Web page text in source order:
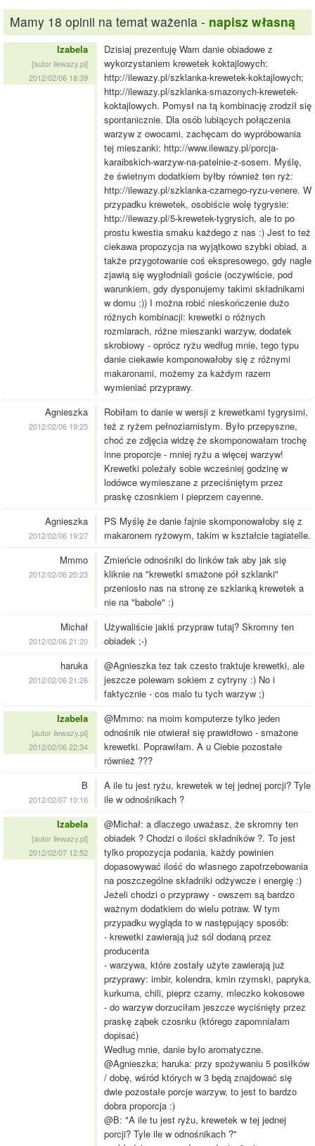
Mamy 18 opinii na temat ważenia - napisz własną
Izabela
[autor ilewazy.pl]
2012/02/06 18:39
Dzisiaj prezentuję Wam danie obiadowe z
wykorzystaniem krewetek koktajlowych:
http://ilewazy.pl/szklanka-krewetek-koktajlowych;
http://ilewazy.pl/szklanka-smazonych-krewetek-
koktajlowych. Pomysł na tą kombinację zrodził się
spontanicznie. Dla osób lubiących połączenia
warzyw z owocami, zachęcam do wypróbowania
tej mieszanki: http://www.ilewazy.pl/porcja-
karaibskich-warzyw-na-patelnie-z-sosem. Myślę,
że świetnym dodatkiem byłby również ten ryż:
http://ilewazy.pl/szklanka-czarnego-ryzu-venere. W
przypadku krewetek, osobiście wolę tygrysie:
http://ilewazy.pl/5-krewetek-tygrysich, ale to po
prostu kwestia smaku każdego z nas :) Jest to też
ciekawa propozycja na wyjątkowo szybki obiad, a
także przygotowanie coś ekspresowego, gdy nagle
zjawią się wygłodniali goście (oczywiście, pod
warunkiem, gdy dysponujemy takimi składnikami
w domu ;)) I można robić nieskończenie dużo
różnych kombinacji: krewetki o różnych
rozmiarach, różne mieszanki warzyw, dodatek
skrobiowy - oprócz ryżu według mnie, tego typu
danie ciekawie komponowałoby się z różnymi
makaronami, możemy za każdym razem
wymieniać przyprawy.
Agnieszka
2012/02/06 19:25
Robiłam to danie w wersji z krewetkami tygrysimi,
też z ryżem pełnoziarnistym. Było przepyszne,
choć ze zdjęcia widzę że skomponowałam trochę
inne proporcje - mniej ryżu a więcej warzyw!
Krewetki poleżały sobie wcześniej godzinę w
lodówce wymieszane z przeciśniętym przez
praskę czosnkiem i pieprzem cayenne.
Agnieszka
2012/02/06 19:27
PS Myślę że danie fajnie skomponowałoby się z
makaronem ryżowym, takim w kształcie tagiatelle.
Mmmo
2012/02/06 20:23
Zmieńcie odnośniki do linków tak aby jak się
kliknie na "krewetki smażone pół szklanki"
przeniosło nas na stronę ze szklanką krewetek a
nie na "babole" :)
Michał
2012/02/06 21:20
Używaliście jakiś przypraw tutaj? Skromny ten
obiadek ;-)
haruka
2012/02/06 21:26
@Agnieszka tez tak czesto traktuje krewetki, ale
jeszcze polewam sokiem z cytryny :) No i
faktycznie - cos malo tu tych warzyw ;)
Izabela
[autor ilewazy.pl]
2012/02/06 22:34
@Mmmo: na moim komputerze tylko jeden
odnośnik nie otwierał się prawidłowo - smażone
krewetki. Poprawiłam. A u Ciebie pozostałe
również ???
B
2012/02/07 10:16
A ile tu jest ryżu, krewetek w tej jednej porcji? Tyle
ile w odnośnikach ?
Izabela
[autor ilewazy.pl]
2012/02/07 12:52
@Michał: a dlaczego uważasz, że skromny ten
obiadek ? Chodzi o ilości składników ?. To jest
tylko propozycja podania, każdy powinien
dopasowywać ilość do własnego zapotrzebowania
na poszczególne składniki odżywcze i energię :)
Jeżeli chodzi o przyprawy - owszem są bardzo
ważnym dodatkiem do wielu potraw. W tym
przypadku wygląda to w następujący sposób:
- krewetki zawierają już sól dodaną przez
producenta
- warzywa, które zostały użyte zawierają już
przyprawy: imbir, kolendra, kmin rzymski, papryka,
kurkuma, chili, pieprz czarny, mleczko kokosowe
- do warzyw dorzuciłam jeszcze wyciśnięty przez
praskę ząbek czosnku (którego zapomniałam
dopisać)
Według mnie, danie było aromatyczne.
@Agnieszka; haruka: przy spożywaniu 5 posiłków
/ dobę, wśród których w 3 będą znajdować się
dwie pozostałe porcje warzyw, to jest to bardzo
dobra proporcja :)
@B: "A ile tu jest ryżu, krewetek w tej jednej
porcji? Tyle ile w odnośnikach ?"